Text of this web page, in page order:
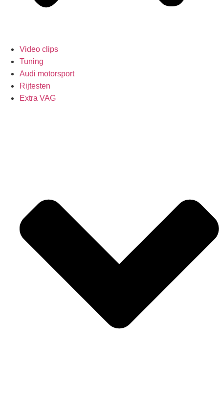
Video clips
Tuning
Audi motorsport
Rijtesten
Extra VAG